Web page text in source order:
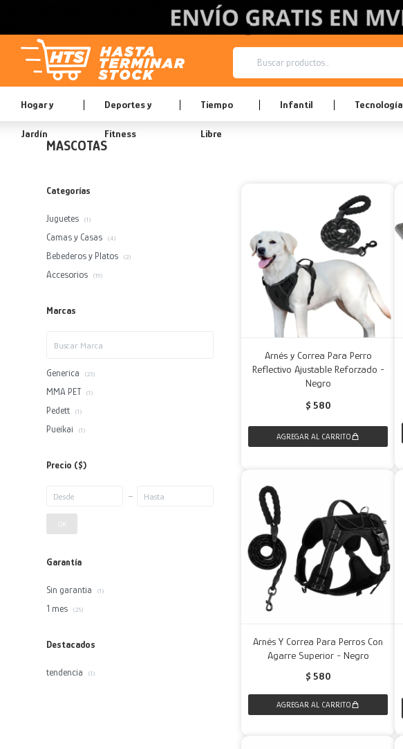
Hogar y
Jardín
Deportes y
Fitness
Tiempo
Libre
Infantil Tecnología
MASCOTAS
Arnés y Correa Para Perro
Reflectivo Ajustable Reforzado -
Negro
$ 580
Arnés Y Correa Para Perros Con
Agarre Superior - Negro
$ 580
Categorías
Juguetes (1)
Camas y Casas (4)
Bebederos y Platos (2)
Accesorios (19)
Marcas
Generica (23)
MMA PET (1)
Pedett (1)
Pueikai (1)
Precio ($)
Garantía
Sin garantia (1)
1 mes (25)
Destacados
tendencia (1)